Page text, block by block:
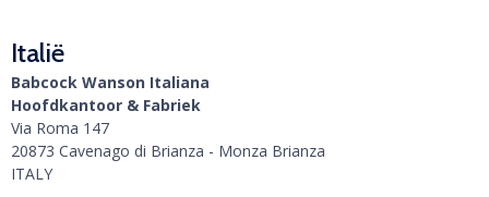
Italië
Babcock Wanson Italiana
Hoofdkantoor & Fabriek
Via Roma 147
20873 Cavenago di Brianza - Monza Brianza
ITALY